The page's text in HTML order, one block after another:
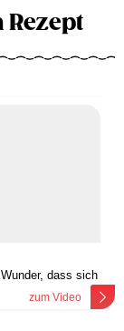
dass sich
zum Video